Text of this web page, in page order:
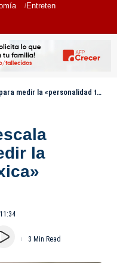
Entretenimiento
la «personalidad tóxica»
la
3 Min Read